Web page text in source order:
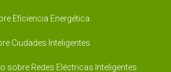
Eficiencia Energética
Ciudades Inteligentes
sobre Redes Eléctricas Inteligentes